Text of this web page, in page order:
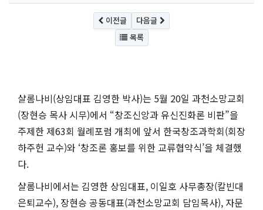
이전글
다음글
목록
샬롬나비(상임대표 김영한 박사)는 5월 20일 과천소망교회
(장현승 목사 시무)에서 “창조신앙과 유신진화론 비판”을
주제한 제63회 월례포럼 개최에 앞서 한국창조과학회(회장
하주헌 교수)와 ‘창조론 홍보를 위한 교류협약식’을 체결했
다.
샬롬나비에서는 김영한 상임대표, 이일호 사무총장(칼빈대
은퇴교수), 장현승 공동대표(과천소망교회 담임목사), 자문